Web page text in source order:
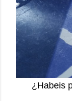
¿Habeis